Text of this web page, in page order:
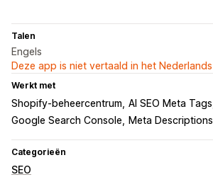
Talen
Engels
Deze app is niet vertaald in het Nederlands
Werkt met
Shopify-beheercentrum AI SEO Meta Tags
Google Search Console
Meta Descriptions
Categorieën
SEO